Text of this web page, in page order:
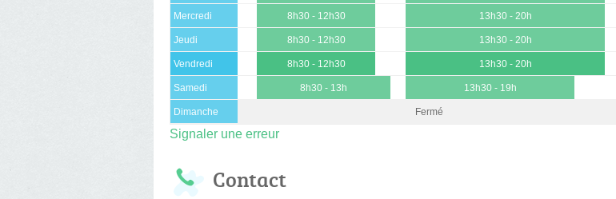
Mercredi 8h30 - 12h30 13h30 - 20h
Jeudi 8h30 - 12h30 13h30 - 20h
Vendredi 8h30 - 12h30 13h30 - 20h
Samedi 8h30 - 13h 13h30 - 19h
Dimanche Fermé
Signaler une erreur
Contact